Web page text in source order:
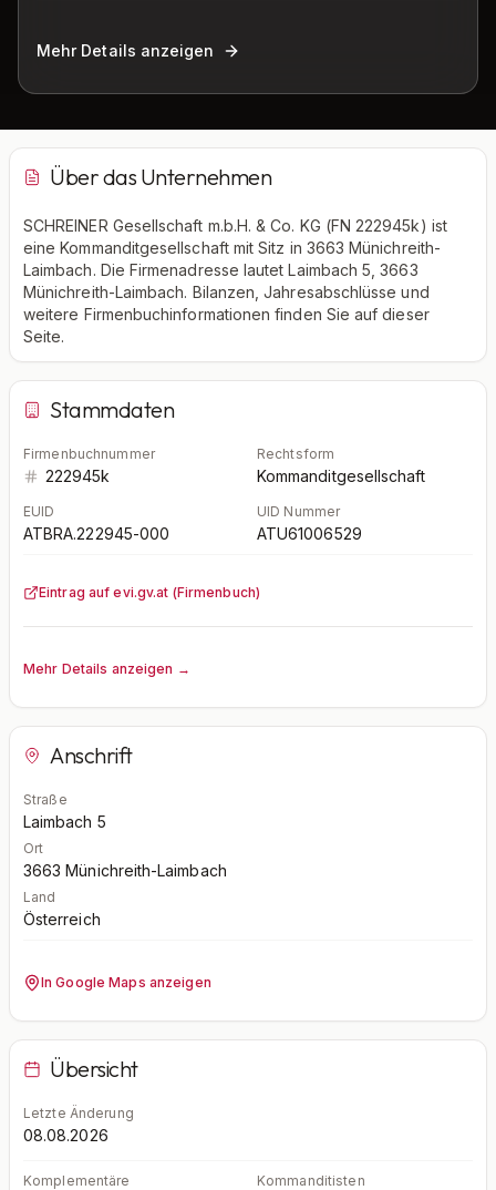
Mehr Details anzeigen
Über das Unternehmen
SCHREINER Gesellschaft m.b.H. & Co. KG (FN 222945k) ist
eine Kommanditgesellschaft mit Sitz in 3663 Münichreith-
Laimbach. Die Firmenadresse lautet Laimbach 5, 3663
Münichreith-Laimbach. Bilanzen, Jahresabschlüsse und
weitere Firmenbuchinformationen finden Sie auf dieser
Seite.
Stammdaten
Firmenbuchnummer
222945k
Rechtsform
Kommanditgesellschaft
EUID
ATBRA.222945-000
UID Nummer
ATU61006529
Eintrag auf evi.gv.at (Firmenbuch)
Mehr Details anzeigen →
Anschrift
Straße
Laimbach 5
Ort
3663 Münichreith-Laimbach
Land
Österreich
In Google Maps anzeigen
Übersicht
Letzte Änderung
08.08.2026
Komplementäre Kommanditisten